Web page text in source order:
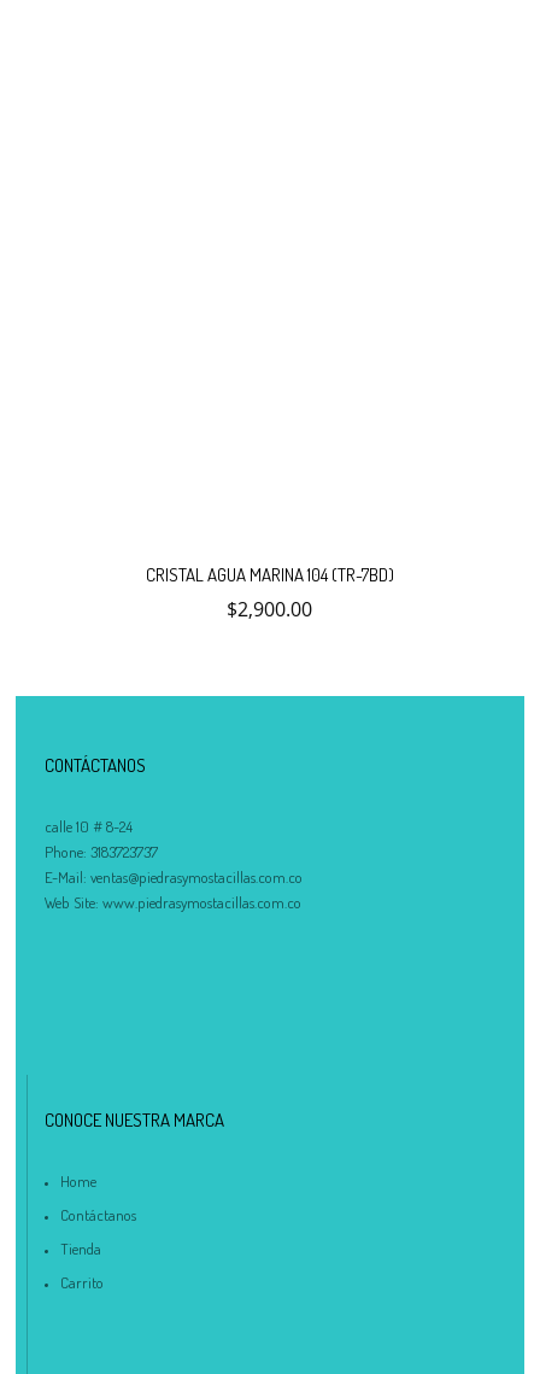
CRISTAL AGUA MARINA 104 (TR-7BD)
$2,900.00
CONTÁCTANOS
calle 10 # 8-24
Phone: 3183723737
E-Mail: ventas@piedrasymostacillas.com.co
Web Site: www.piedrasymostacillas.com.co
CONOCE NUESTRA MARCA
Home
Contáctanos
Tienda
Carrito